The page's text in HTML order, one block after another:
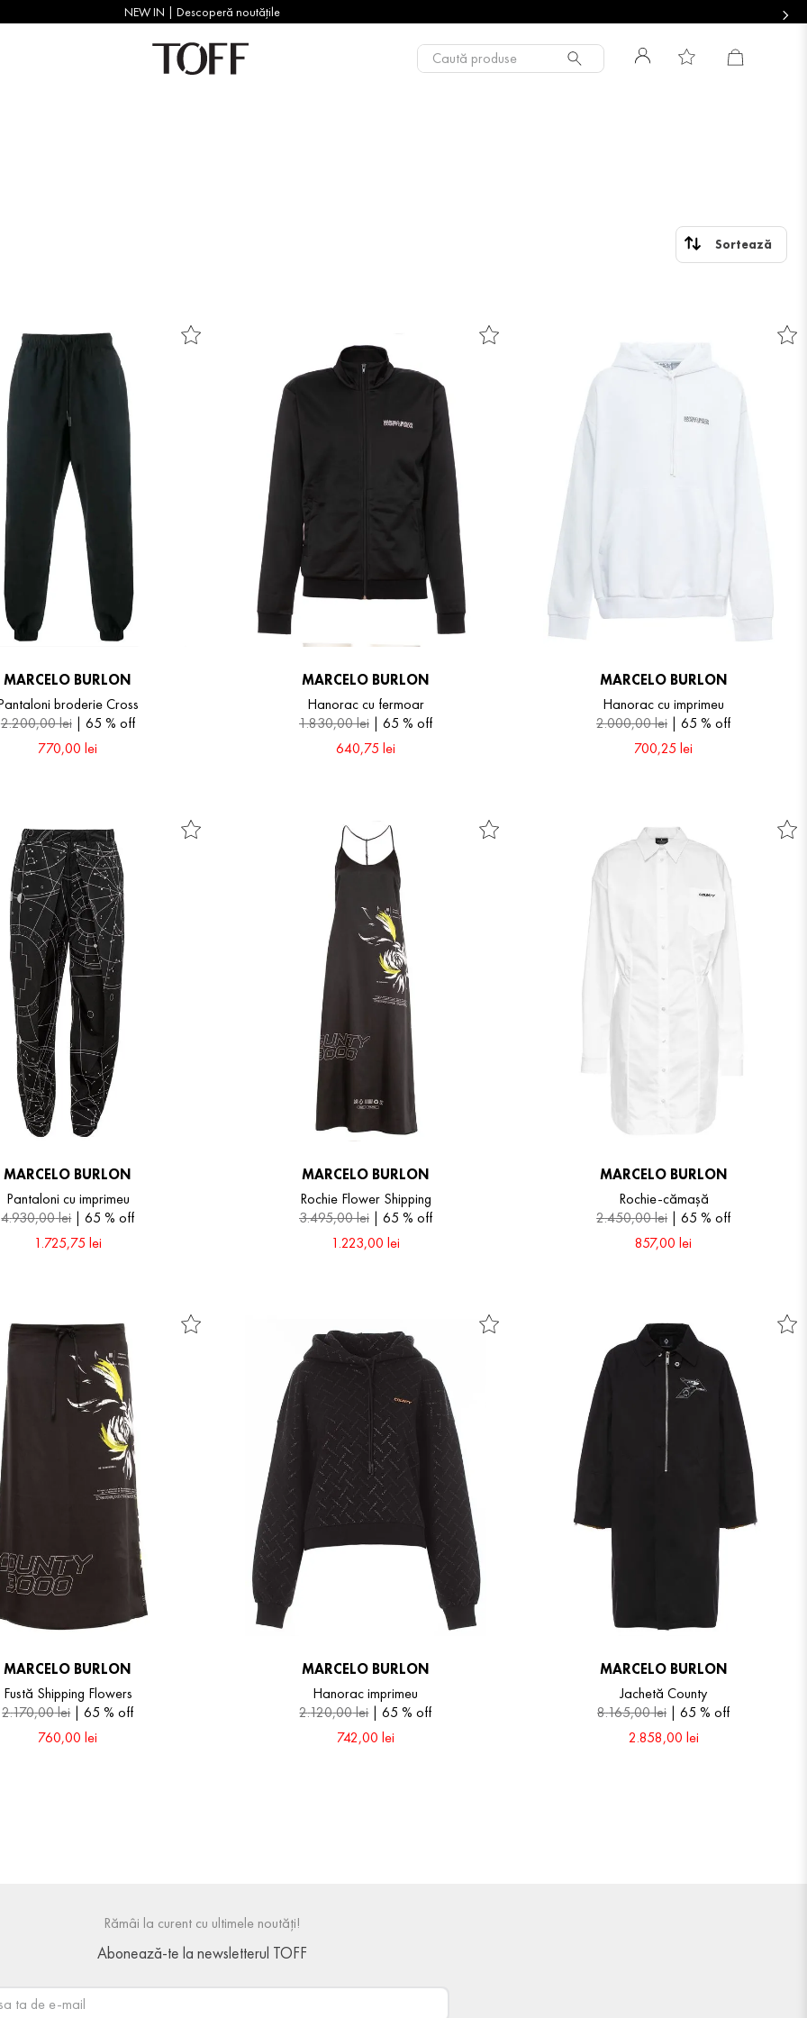
NEW IN | Descoperă noutățile
Caută produse
MARCELO BURLON
broderie Cross
2.200,00lei 65 % off
770,00 lei
MARCELO BURLON
Hanorac cu fermoar
1.830,00lei 65 % off
640,75 lei
MARCELO BURLON
Hanorac cu imprimeu
2.000,00lei 65 % off
700,25 lei
MARCELO BURLON
Pantaloni cu imprimeu
4.930,00lei 65 % off
1.725,75 lei
MARCELO BURLON
Rochie Flower Shipping
3.495,00lei 65 % off
1.223,00 lei
MARCELO BURLON
Rochie-cămașă
2.450,00lei 65 % off
857,00 lei
MARCELO BURLON
Fustă Shipping Flowers
2.170,00lei 65 % off
760,00 lei
MARCELO BURLON
Hanorac imprimeu
2.120,00lei 65 % off
742,00 lei
MARCELO BURLON
Jachetă County
8.165,00lei 65 % off
2.858,00 lei
Rămâi la curent cu ultimele noutăți!
Abonează-te la newsletterul TOFF